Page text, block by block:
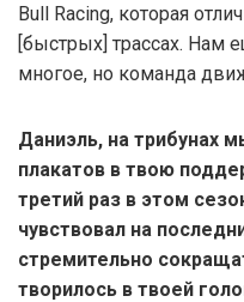
Bull Racing, которая
[быстрых] трассах. Нам
многое, но команда
Даниэль, на трибунах
плакатов в твою
третий раз в этом
чувствовал на
стремительно
творилось в твоей